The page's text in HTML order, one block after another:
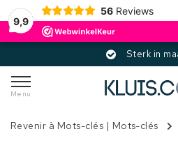
9,9
56 Reviews
Sterk in
Menu
Revenir à Mots-clés | Mots-clés